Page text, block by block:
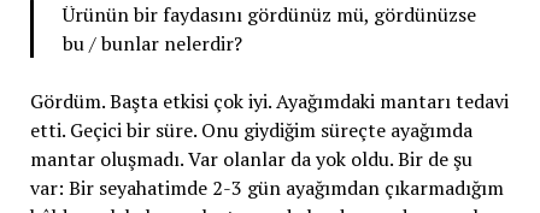
Ürünün bir faydasını gördünüz mü, gördünüzse
bu / bunlar nelerdir?
Gördüm. Başta etkisi çok iyi. Ayağımdaki mantarı tedavi
etti. Geçici bir süre. Onu giydiğim süreçte ayağımda
mantar oluşmadı. Var olanlar da yok oldu. Bir de şu
var: Bir seyahatimde 2-3 gün ayağımdan çıkarmadığım